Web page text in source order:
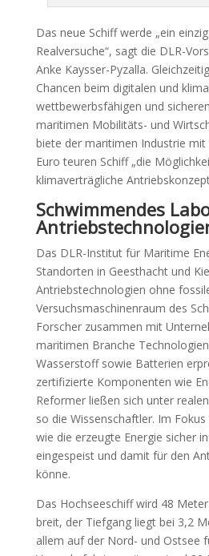
Das neue Schiff werde „ein
Realversuche“, sagt die DLR-
Anke Kaysser-Pyzalla.
Chancen beim digitalen und
wettbewerbsfähigen und
maritimen Mobilitäts- und
biete der maritimen Industrie
Euro teuren Schiff „die
klimaverträgliche
Schwimmendes
Das DLR-Institut für Maritime
Standorten in Geesthacht und
Antriebstechnologien ohne
Versuchsmaschinenraum des
Forscher zusammen mit
maritimen Branche
Wasserstoff sowie Batterien
zertifizierte Komponenten wie
Reformer ließen sich unter
so die Wissenschaftler. Im
wie die erzeugte Energie sicher
eingespeist und damit für den
könne.
Das Hochseeschiff wird 48
breit, der Tiefgang liegt bei 3,2
allem auf der Nord- und Ostsee